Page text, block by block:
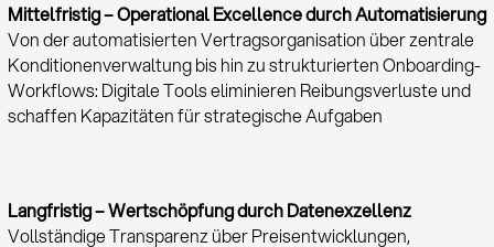
Mittelfristig – Operational Excellence durch Automatisierung
Von der automatisierten Vertragsorganisation über zentrale
Konditionenverwaltung bis hin zu strukturierten Onboarding-
Workflows: Digitale Tools eliminieren Reibungsverluste und
schaffen Kapazitäten für strategische Aufgaben
Langfristig – Wertschöpfung durch Datenexzellenz
Vollständige Transparenz über Preisentwicklungen,